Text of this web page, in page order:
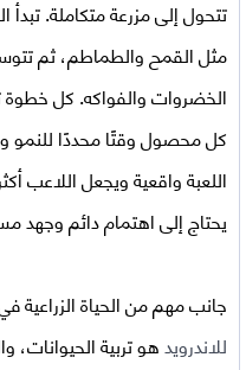
تتحول إلى مزرعة متكاملة. تبدأ
مثل القمح والطماطم، ثم
الخضروات والفواكه. كل
كل محصول وقتًا محددًا للنمو
اللعبة واقعية ويجعل اللاعب
يحتاج إلى اهتمام دائم وجهد
جانب مهم من الحياة الزراعية
للاندرويدهو تربية